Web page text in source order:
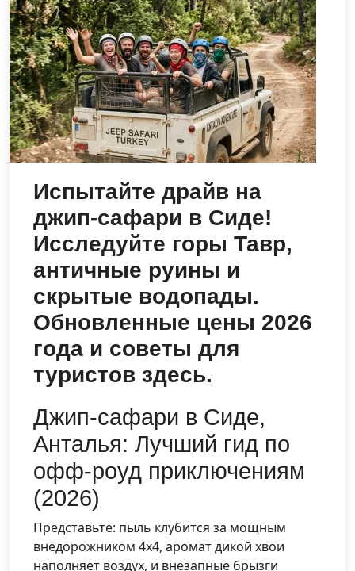
Испытайте драйв на
джип-сафари в Сиде!
Исследуйте горы Тавр,
античные руины и
скрытые водопады.
Обновленные цены 2026
года и советы для
туристов здесь.
Джип-сафари в Сиде,
Анталья: Лучший гид по
офф-роуд приключениям
(2026)
Представьте: пыль клубится за мощным
внедорожником 4x4, аромат дикой хвои
наполняет воздух, и внезапные брызги